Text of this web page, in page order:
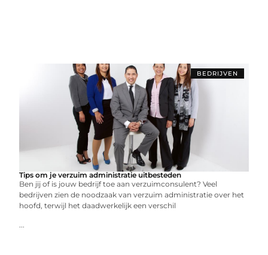
BEDRIJVEN
Tips om je verzuim administratie uitbesteden
Ben jij of is jouw bedrijf toe aan verzuimconsulent? Veel
bedrijven zien de noodzaak van verzuim administratie over het
hoofd, terwijl het daadwerkelijk een verschil
...